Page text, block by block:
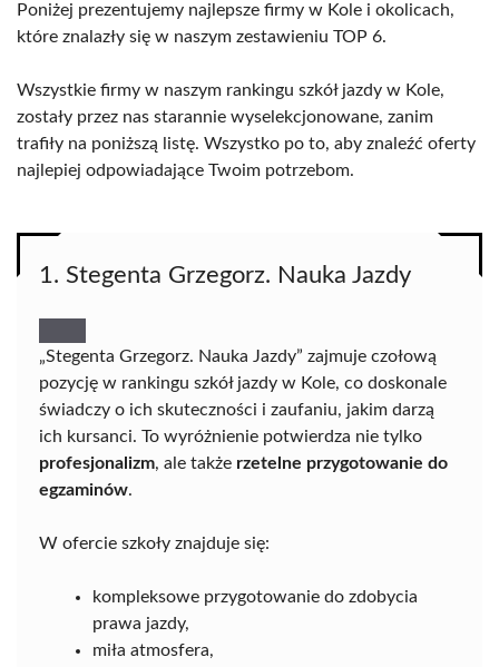
Poniżej prezentujemy najlepsze firmy w Kole i okolicach,
które znalazły się w naszym zestawieniu TOP 6.
Wszystkie firmy w naszym rankingu szkół jazdy w Kole,
zostały przez nas starannie wyselekcjonowane, zanim
trafiły na poniższą listę. Wszystko po to, aby znaleźć oferty
najlepiej odpowiadające Twoim potrzebom.
1. Stegenta Grzegorz. Nauka Jazdy
„Stegenta Grzegorz. Nauka Jazdy” zajmuje czołową
pozycję w rankingu szkół jazdy w Kole, co doskonale
świadczy o ich skuteczności i zaufaniu, jakim darzą
ich kursanci. To wyróżnienie potwierdza nie tylko
profesjonalizm, ale także rzetelne przygotowanie do
egzaminów.
W ofercie szkoły znajduje się:
kompleksowe przygotowanie do zdobycia
prawa jazdy,
miła atmosfera,